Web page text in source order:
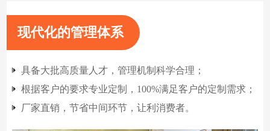
现代化的管理体系
具备大批高质量人才，管理机制科学合理；
根据客户的要求专业定制，100%满足客户的定制需求；
厂家直销，节省中间环节，让利消费者。